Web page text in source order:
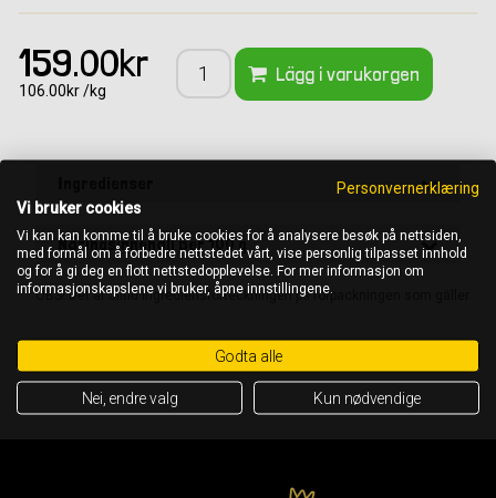
159.00kr
106.00kr /kg
Lägg i varukorgen
Näringsinnehåll per 100 g
OBS! Det är alltid ingrediensförteckningen på förpackningen som gäller
Personvernerklæring
Vi bruker cookies
Vi kan kan komme til å bruke cookies for å analysere besøk på nettsiden,
med formål om å forbedre nettstedet vårt, vise personlig tilpasset innhold
og for å gi deg en flott nettstedopplevelse. For mer informasjon om
informasjonskapslene vi bruker, åpne innstillingene.
Godta alle
Nei, endre valg Kun nødvendige